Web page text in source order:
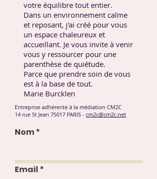
votre équilibre tout entier.
Dans un environnement calme
et reposant, j'ai créé pour vous
un espace chaleureux et
accueillant. Je vous invite à venir
vous y ressourcer pour une
parenthèse de quiétude.
Parce que prendre soin de vous
est à la base de tout.
Marie Burcklen
Entreprise adhérente à la médiation CM2C
14 rue St Jean 75017 PARIS - cm2c@cm2c.net
Nom
Email